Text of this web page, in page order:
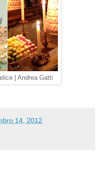
| Andrea Gatti
14, 2012